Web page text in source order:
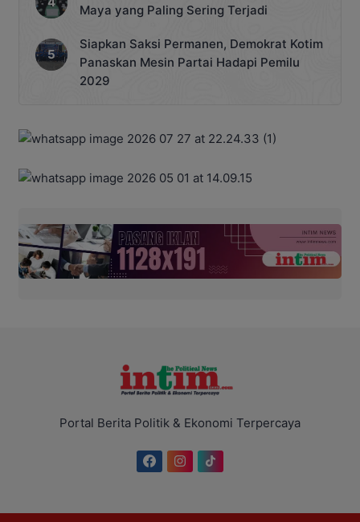
Maya yang Paling Sering Terjadi
Siapkan Saksi Permanen, Demokrat Kotim
Panaskan Mesin Partai Hadapi Pemilu
2029
Portal Berita Politik & Ekonomi Terpercaya